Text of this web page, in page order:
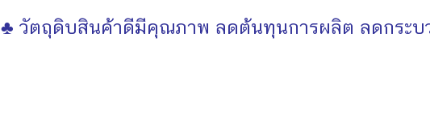
♣ วัตถุดิบสินค้าดีมีคุณภาพ ลดต้นทุนการผลิต ลดกระบ